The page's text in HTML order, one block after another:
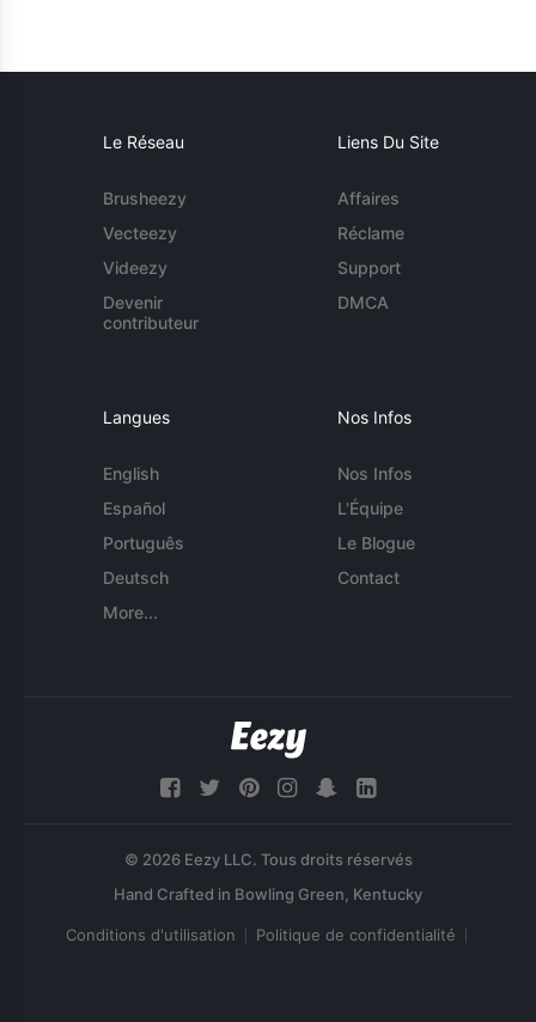
Le Réseau
Brusheezy
Vecteezy
Videezy
Devenir
contributeur
Liens Du Site
Affaires
Réclame
Support
DMCA
Langues
English
Español
Português
Deutsch
More...
Nos Infos
Nos Infos
L'Équipe
Le Blogue
Contact
© 2026 Eezy LLC. Tous droits réservés
Conditions d'utilisation Politique de confidentialité